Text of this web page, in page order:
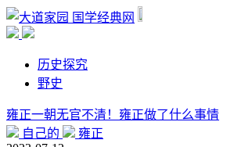
国学经典网
历史探究
野史
雍正一朝无官不清！雍正做了什么事情
自己的
雍正